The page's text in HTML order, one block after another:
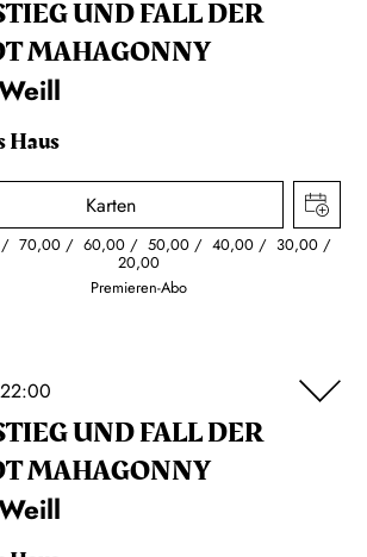
UND FALL DER
MAHAGONNY
Haus
Karten
70,00 60,00 50,00 40,00 30,00
20,00
Premieren-Abo
UND FALL DER
MAHAGONNY